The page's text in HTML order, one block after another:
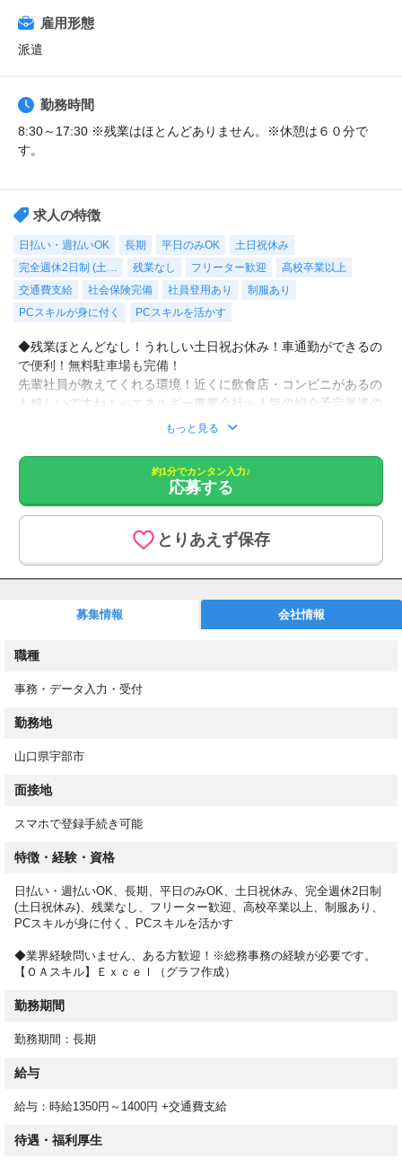
雇用形態
派遣
勤務時間
8:30～17:30 ※残業はほとんどありません。※休憩は６０分で
す。
求人の特徴
日払い・週払いOK 長期 平日のみOK
土日祝休み
完全週休2日制 (土…
残業なし フリーター歓迎
高校卒業以上
交通費支給
社会保険完備 社員登用あり
制服あり
PCスキルが身に付く
PCスキルを活かす
◆残業ほとんどなし！うれしい土日祝お休み！車通勤ができるの
で便利！無料駐車場も完備！
先輩社員が教えてくれる環境！近くに飲食店・コンビニがあるの
も嬉しいですね！≪エネルギー事業会社≫人気の紹介予定派遣の
お仕事！残業ほぼナシが魅力的です！
郵便対応、備品補充・在庫管理、社員役員出張手配、契約書や社
内書類作成・管理、社外への発表、社内向け広報、来客対応・電
話対応サポートなどをお願いします。
◆６ヶ月後に正社員として直雇用予定です。
◼︎速払い(日払い)制度あり
専任担当が就業後もしっかりフォロー！働き方や職場についての
◼︎WEBで登録完了！
す！
最短５営業日以内でお仕事をスタートできます！
＜応募後の流れ＞
①オンラインで登録（来社は不要です！）
②条件に合ったお仕事をお電話またはメールにてご案内
③事前に職場見学
④就業スタート
もっと見る
とりあえず保存
約1分でカンタン入力♪
応募する
募集情報 会社情報
職種
事務・データ入力・受付
勤務地
山口県宇部市
面接地
スマホで登録手続き可能
特徴・経験・資格
日払い・週払いOK、長期、平日のみOK、土日祝休み、完全週休2日制
(土日祝休み)、残業なし、フリーター歓迎、高校卒業以上、制服あり、
PCスキルが身に付く、PCスキルを活かす
◆業界経験問いません、ある方歓迎！※総務事務の経験が必要です。
【ＯＡスキル】Ｅｘｃｅｌ（グラフ作成）
勤務期間
勤務期間：長期
給与
給与：時給1350円～1400円 +交通費支給
待遇・福利厚生